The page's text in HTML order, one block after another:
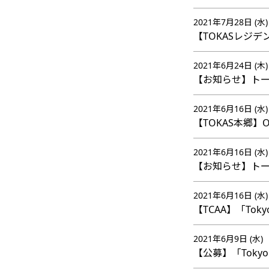
2021年7月28日 (水)
【TOKASレジ
2021年6月24日 (木)
【お知らせ】ト
2021年6月16日 (水)
【TOKAS本郷
2021年6月16日 (水)
【お知らせ】ト
2021年6月16日 (水)
【TCAA】「
2021年6月9日 (水)
【公募】「